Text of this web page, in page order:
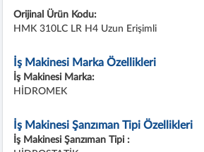
Orijinal Ürün Kodu:
HMK 310LC LR H4 Uzun Erişimli
İş Makinesi Marka Özellikleri
İş Makinesi Marka:
HİDROMEK
İş Makinesi Şanzıman Tipi Özellikleri
İş Makinesi Şanzıman Tipi :